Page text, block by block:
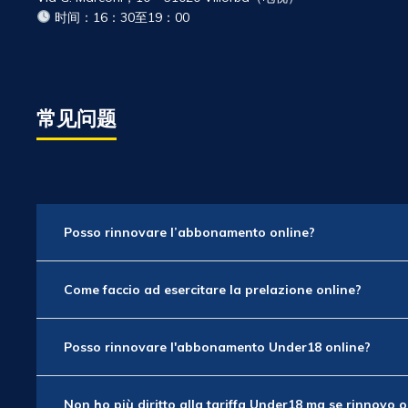
时间：16：30至19：00
常见问题
Posso rinnovare l’abbonamento online?
Come faccio ad esercitare la prelazione online?
Posso rinnovare l'abbonamento Under18 online?
Non ho più diritto alla tariffa Under18 ma se rinnovo